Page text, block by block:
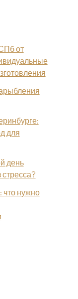
от
для
день
что нужно